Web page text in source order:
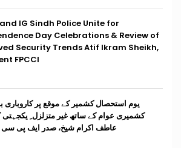
and IG Sindh Police Unite for
Day Celebrations & Review of
Security Trends Atif Ikram Sheikh,
FPCCI
یوم استحصال کشمیر کے موقع پر کاروباری
کشمیری عوام کے ساتھ غیر متزلزل ِ یکجہتی
عاطف اکرام شیخ، صدر ایف پی